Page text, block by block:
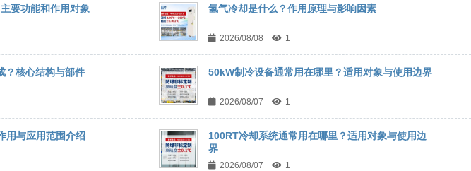
要功能和作用对象
氢气冷却是什么？作用原理与影响因素
2026/08/08 1
？核心结构与部件
50kW制冷设备通常用在哪里？适用对象与使用边界
2026/08/07 1
用与应用范围介绍
100RT冷却系统通常用在哪里？适用对象与使用边
界
2026/08/07 1